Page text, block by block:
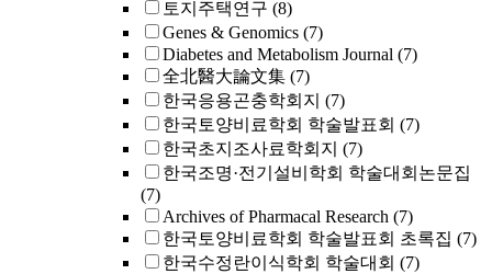
토지주택연구 (8)
Genes & Genomics (7)
Diabetes and Metabolism Journal (7)
全北醫大論文集 (7)
한국응용곤충학회지 (7)
한국토양비료학회 학술발표회 (7)
한국초지조사료학회지 (7)
한국조명·전기설비학회 학술대회논문집
(7)
Archives of Pharmacal Research (7)
한국토양비료학회 학술발표회 초록집 (7)
한국수정란이식학회 학술대회 (7)